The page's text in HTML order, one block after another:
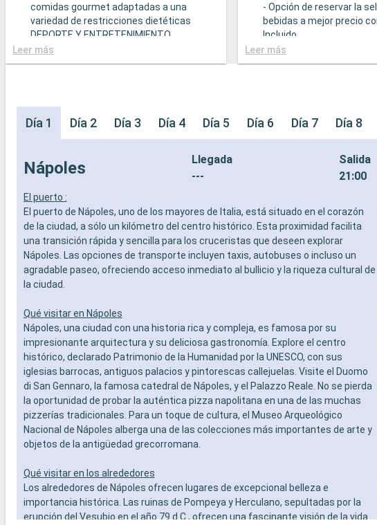
comidas gourmet adaptadas a una
variedad de restricciones dietéticas
DEPORTE Y ENTRETENIMIENTO
- Programa variado de espectáculos en el
teatro al estilo de Broadway
panorámicas
- Actividades recreativas para niños
SERVICIOS
OTROS PRIVILEGIOS
- Puntos MSC Voyagers Club
Leer más
- Opción de reservar la
bebidas a mejor precio
Incluido
- Bufé con una amplia
gastronómica
- Posibilidad de elegir el
prepago de restaurante
- Programa variado de
teatro al estilo de
- Área de piscina
- Instalaciones deportivas
- Gimnasio equipado con
panorámicas
- Actividades de
- Actividades
SERVICIOS
- Personal multilingue
OTROS PRIVILEGIOS
- Puntos MSC Voyagers
Leer más
Día 1 Día 2 Día 3 Día 4 Día 5 Día 6 Día 7 Día 8
Nápoles
Llegada
---
Salida
21:00
El puerto :
El puerto de Nápoles, uno de los mayores de Italia, está situado en el corazón
de la ciudad, a sólo un kilómetro del centro histórico. Esta proximidad facilita
una transición rápida y sencilla para los cruceristas que deseen explorar
Nápoles. Las opciones de transporte incluyen taxis, autobuses o incluso un
agradable paseo, ofreciendo acceso inmediato al bullicio y la riqueza cultural de
la ciudad.
Qué visitar en Nápoles
Nápoles, una ciudad con una historia rica y compleja, es famosa por su
impresionante arquitectura y su deliciosa gastronomía. Explore el centro
histórico, declarado Patrimonio de la Humanidad por la UNESCO, con sus
iglesias barrocas, antiguos palacios y pintorescas callejuelas. Visite el Duomo
di San Gennaro, la famosa catedral de Nápoles, y el Palazzo Reale. No se pierda
la oportunidad de probar la auténtica pizza napolitana en una de las muchas
pizzerías tradicionales. Para un toque de cultura, el Museo Arqueológico
Nacional de Nápoles alberga una de las colecciones más importantes de arte y
objetos de la antigüedad grecorromana.
Qué visitar en los alrededores
Los alrededores de Nápoles ofrecen lugares de excepcional belleza e
importancia histórica. Las ruinas de Pompeya y Herculano, sepultadas por la
erupción del Vesubio en el año 79 d.C., ofrecen una fascinante visión de la vida